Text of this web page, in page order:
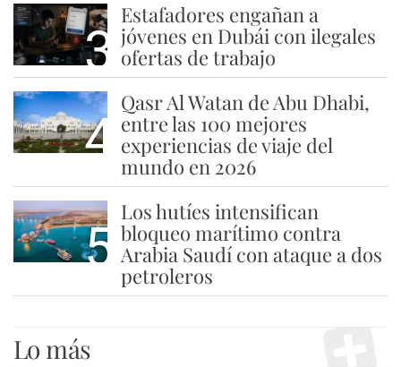
3
Estafadores engañan a
jóvenes en Dubái con ilegales
ofertas de trabajo
4
Qasr Al Watan de Abu Dhabi,
entre las 100 mejores
experiencias de viaje del
mundo en 2026
5
Los hutíes intensifican
bloqueo marítimo contra
Arabia Saudí con ataque a dos
petroleros
Lo más